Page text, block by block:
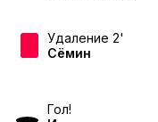
Удаление 2'
Сёмин
Гол!